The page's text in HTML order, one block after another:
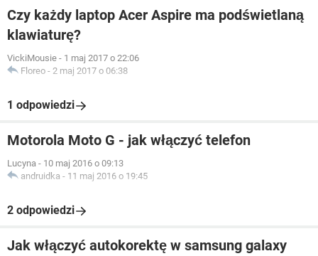
Czy każdy laptop Acer Aspire ma podświetlaną
klawiaturę?
VickiMousie - 1 maj 2017 o 22:06
Floreo - 2 maj 2017 o 06:38
1 odpowiedzi
Motorola Moto G - jak włączyć telefon
Lucyna - 10 maj 2016 o 09:13
andruidka - 11 maj 2016 o 19:45
2 odpowiedzi
Jak włączyć autokorektę w samsung galaxy